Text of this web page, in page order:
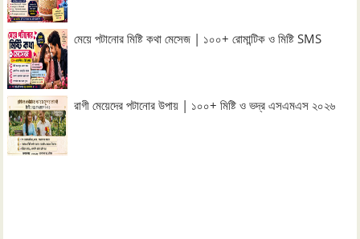
মেয়ে পটানোর মিষ্টি কথা মেসেজ | ১০০+ রোমান্টিক ও মিষ্টি SMS
রাগী মেয়েদের পটানোর উপায় | ১০০+ মিষ্টি ও ভদ্র এসএমএস ২০২৬